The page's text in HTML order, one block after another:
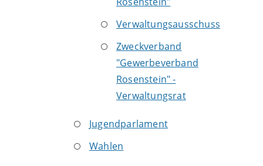
Verwaltungsausschuss
Zweckverband
"Gewerbeverband
Rosenstein" -
Verwaltungsrat
Jugendparlament
Wahlen